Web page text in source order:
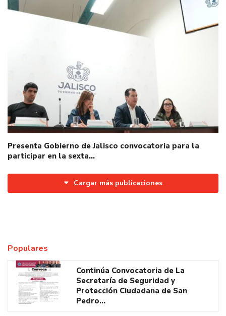
Presenta Gobierno de Jalisco convocatoria para la
participar en la sexta…
Cargar más publicaciones
Populares
Continúa Convocatoria de La
Secretaría de Seguridad y
Protección Ciudadana de San
Pedro…